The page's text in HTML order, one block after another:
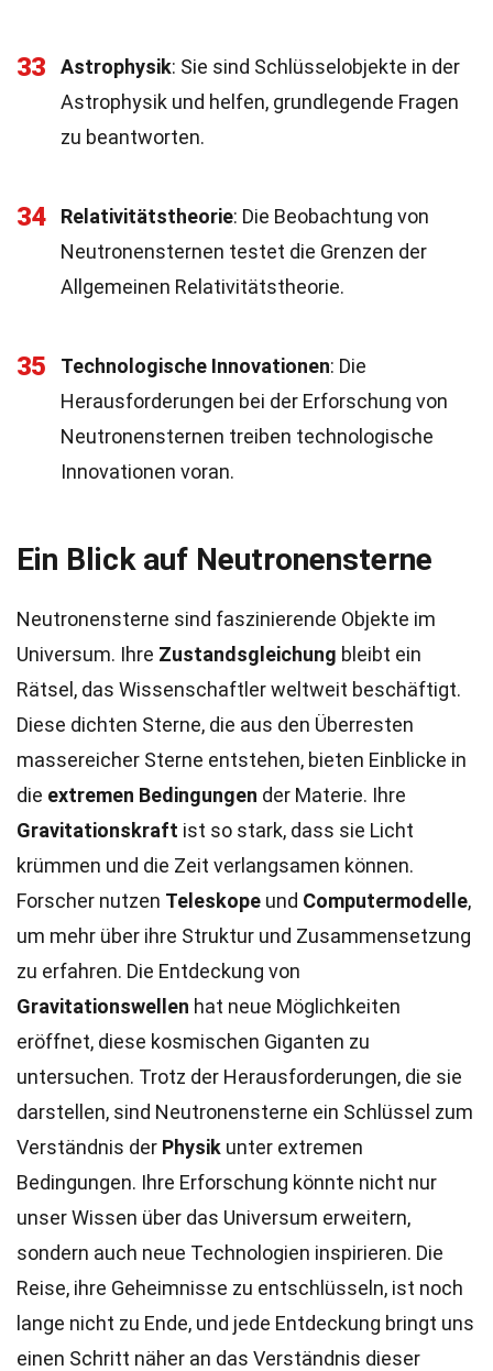
33 Astrophysik: Sie sind Schlüsselobjekte in der
Astrophysik und helfen, grundlegende Fragen
zu beantworten.
34 Relativitätstheorie: Die Beobachtung von
Neutronensternen testet die Grenzen der
Allgemeinen Relativitätstheorie.
35 Technologische Innovationen: Die
Herausforderungen bei der Erforschung von
Neutronensternen treiben technologische
Innovationen voran.
Ein Blick auf Neutronensterne
Neutronensterne sind faszinierende Objekte im
Universum. Ihre Zustandsgleichung bleibt ein
Rätsel, das Wissenschaftler weltweit beschäftigt.
Diese dichten Sterne, die aus den Überresten
massereicher Sterne entstehen, bieten Einblicke in
die extremen Bedingungen der Materie. Ihre
Gravitationskraft ist so stark, dass sie Licht
krümmen und die Zeit verlangsamen können.
Forscher nutzen Teleskope und Computermodelle,
um mehr über ihre Struktur und Zusammensetzung
zu erfahren. Die Entdeckung von
Gravitationswellen hat neue Möglichkeiten
eröffnet, diese kosmischen Giganten zu
untersuchen. Trotz der Herausforderungen, die sie
darstellen, sind Neutronensterne ein Schlüssel zum
Verständnis der Physik unter extremen
Bedingungen. Ihre Erforschung könnte nicht nur
unser Wissen über das Universum erweitern,
sondern auch neue Technologien inspirieren. Die
Reise, ihre Geheimnisse zu entschlüsseln, ist noch
lange nicht zu Ende, und jede Entdeckung bringt uns
einen Schritt näher an das Verständnis dieser